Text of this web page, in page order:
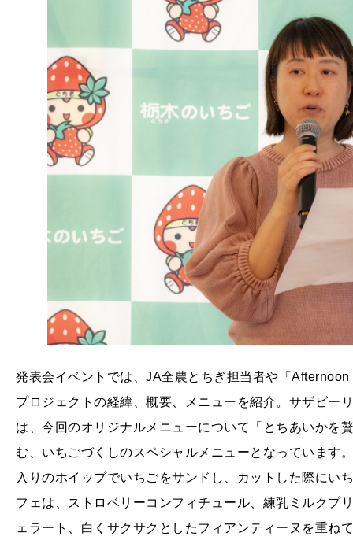
発表会イベントでは、JA全農とちぎ担当者や「
プロジェクトの経緯、概要、メニューを紹介。サザビー
は、今回のオリジナルメニューについて「とちあいかを
む、いちごづくしのスペシャルメニューとなっています
入りのホイップでいちごをサンドし、カットした際にい
フェは、ストロベリーコンフィチュール、練乳ミルクプ
ェラート、白くサクサクとしたフィアンティーヌを重ね